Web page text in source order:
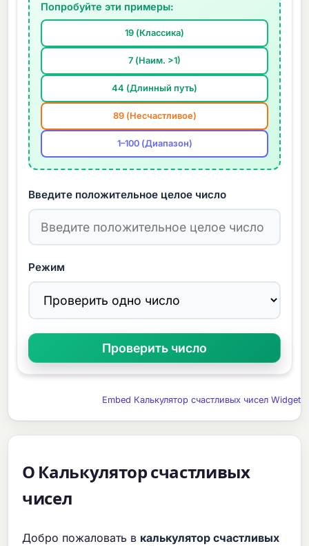
Попробуйте эти примеры:
19 (Классика)
7 (Наим. >1)
44 (Длинный путь)
89 (Несчастливое)
1–100 (Диапазон)
Введите положительное целое число
Режим
Embed Калькулятор счастливых чисел Widget
О Калькулятор счастливых
чисел
Добро пожаловать в калькулятор счастливых